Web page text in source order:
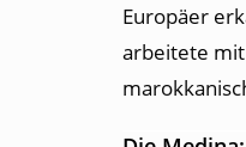
Europäer
arbeitete